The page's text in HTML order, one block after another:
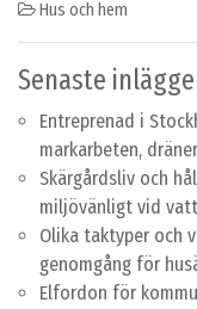
Hus och hem
Senaste
Entreprenad i
markarbeten,
Skärgårdsliv och
miljövänligt vid
Olika taktyper och
genomgång för
Elfordon för